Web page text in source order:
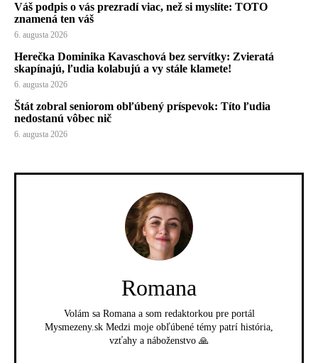
Váš podpis o vás prezradí viac, než si myslíte: TOTO
znamená ten váš
6. augusta 2026
Herečka Dominika Kavaschová bez servítky: Zvieratá
skapínajú, ľudia kolabujú a vy stále klamete!
6. augusta 2026
Štát zobral seniorom obľúbený príspevok: Títo ľudia
nedostanú vôbec nič
6. augusta 2026
Romana
Volám sa Romana a som redaktorkou pre portál
Mysmezeny.sk Medzi moje obľúbené témy patrí história,
vzťahy a náboženstvo 🙏